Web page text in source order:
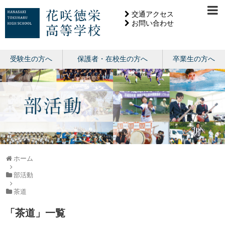
交通アクセス
お問い合わせ
受験生の方へ 保護者・在校生の方へ 卒業生の方へ
ホーム
部活動
茶道
「 茶道 」 一覧